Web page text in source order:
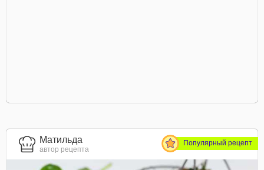
Матильда
автор рецепта
Популярный рецепт